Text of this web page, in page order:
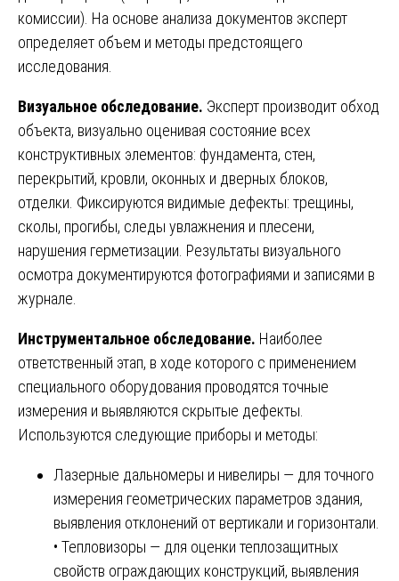
комиссии). На основе анализа документов эксперт
определяет объем и методы предстоящего
исследования.
Визуальное обследование. Эксперт производит обход
объекта, визуально оценивая состояние всех
конструктивных элементов: фундамента, стен,
перекрытий, кровли, оконных и дверных блоков,
отделки. Фиксируются видимые дефекты: трещины,
сколы, прогибы, следы увлажнения и плесени,
нарушения герметизации. Результаты визуального
осмотра документируются фотографиями и записями в
журнале.
Инструментальное обследование. Наиболее
ответственный этап, в ходе которого с применением
специального оборудования проводятся точные
измерения и выявляются скрытые дефекты.
Используются следующие приборы и методы:
Лазерные дальномеры и нивелиры — для точного
измерения геометрических параметров здания,
выявления отклонений от вертикали и горизонтали.
• Тепловизоры — для оценки теплозащитных
свойств ограждающих конструкций, выявления